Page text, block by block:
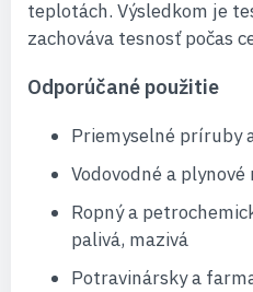
teplotách. Výsledkom je
zachováva tesnosť počas
Odporúčané použitie
Priemyselné príruby
Vodovodné a plynové
Ropný a
palivá, mazivá
Potravinársky a